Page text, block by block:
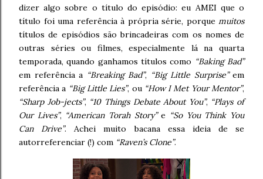
dizer algo sobre o título do episódio: eu AMEI que o
título foi uma referência à própria série, porque muitos
títulos de episódios são brincadeiras com os nomes de
outras séries ou filmes, especialmente lá na quarta
temporada, quando ganhamos títulos como “Baking Bad”
em referência a “Breaking Bad”, “Big Little Surprise”em
referência a “Big Little Lies”, ou “How I Met Your Mentor”,
“Sharp Job-jects”, “10 Things Debate About You”, “Plays of
Our Lives”, “American Torah Story”e “So You Think You
Can Drive”. Achei muito bacana essa ideia de se
autorreferenciar (!) com “Raven’s Clone”.